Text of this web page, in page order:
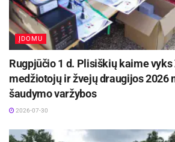
ĮDOMU
Rugpjūčio 1 d. Plisiškių kaime vyks
medžiotojų ir žvejų draugijos 2026
šaudymo varžybos
2026-07-30